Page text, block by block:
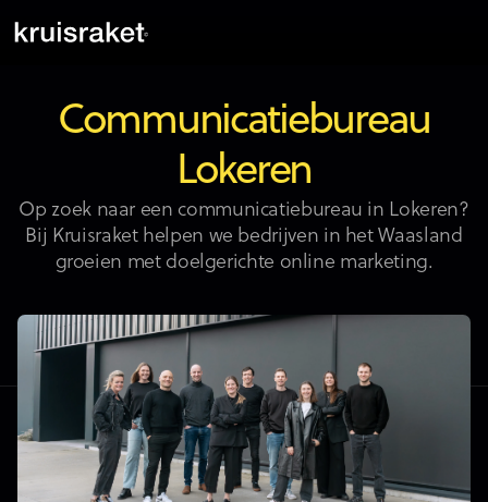
Communicatiebureau
Lokeren
Op zoek naar een communicatiebureau in Lokeren?
Bij Kruisraket helpen we bedrijven in het Waasland
groeien met doelgerichte online marketing.